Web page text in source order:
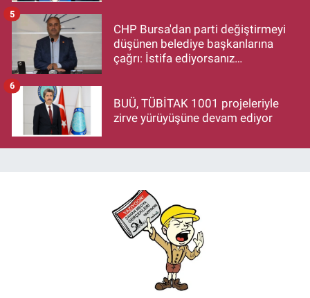
CHP Bursa'dan parti değiştirmeyi
düşünen belediye başkanlarına
çağrı: İstifa ediyorsanız
5
BUÜ, TÜBİTAK 1001 projeleriyle
zirve yürüyüşüne devam ediyor
6